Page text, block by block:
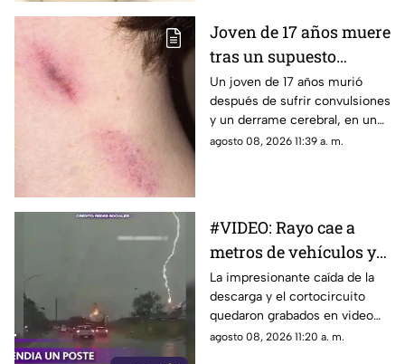
asegura que “todo fue una
broma”, además de ofrecer
disculpas a quienes se
preocuparon por una situación
que, según explica, se salió de
control.
Joven de 17 años muere
tras un supuesto
“chupetón en México
Un joven de 17 años murió
después de sufrir convulsiones
y un derrame cerebral, en un
caso que ha generado
desenlace.
agosto 08, 2026 11:39 a. m.
#VIDEO: Rayo cae a
metros de vehículos y
hace explotar poste.
La impresionante caída de la
descarga y el cortocircuito
quedaron grabados en video
durante la tormenta.
agosto 08, 2026 11:20 a. m.